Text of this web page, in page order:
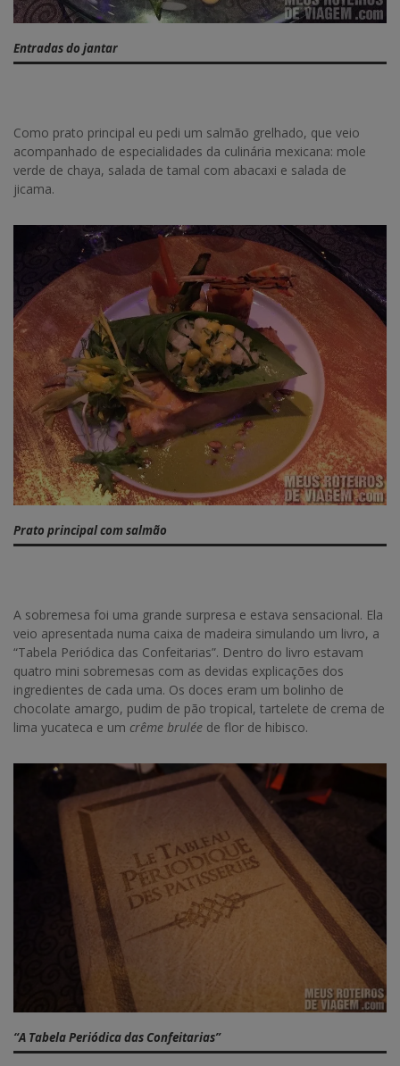
Entradas do jantar
Como prato principal eu pedi um salmão grelhado, que veio
acompanhado de especialidades da culinária mexicana: mole
verde de chaya, salada de tamal com abacaxi e salada de
jicama.
Prato principal com salmão
A sobremesa foi uma grande surpresa e estava sensacional. Ela
veio apresentada numa caixa de madeira simulando um livro, a
“Tabela Periódica das Confeitarias”. Dentro do livro estavam
quatro mini sobremesas com as devidas explicações dos
ingredientes de cada uma. Os doces eram um bolinho de
chocolate amargo, pudim de pão tropical, tartelete de crema de
lima yucateca e um crême brulée de flor de hibisco.
“A Tabela Periódica das Confeitarias”